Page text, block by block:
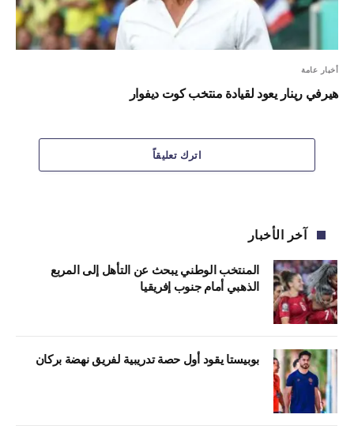
أخبار عامة
هيرفي رينار يعود لقيادة منتخب كوت ديفوار
اترك تعليقاً
آخر الأخبار
المنتخب الوطني يبحث عن التأهل إلى المربع
الذهبي أمام جنوب إفريقيا
بوبيستا يقود أول حصة تدريبية لفريق نهضة بركان